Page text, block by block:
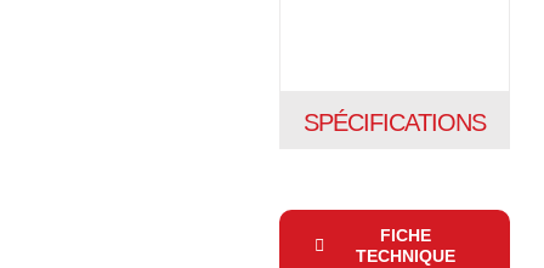
SPÉCIFICATIONS
FICHE
TECHNIQUE